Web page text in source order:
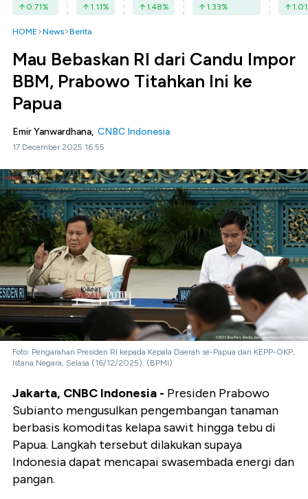
0.71% 1.11% 1.48% 1.33% 1.01
HOME News Berita
Mau Bebaskan RI dari Candu Impor
BBM, Prabowo Titahkan Ini ke
Papua
Emir Yanwardhana, CNBC Indonesia
17 December 2025 16:55
Foto: Pengarahan Presiden RI kepada Kepala Daerah se-Papua dan KEPP-OKP,
Istana Negara, Selasa (16/12/2025). (BPMI)
Jakarta, CNBC Indonesia - Presiden Prabowo
Subianto mengusulkan pengembangan tanaman
berbasis komoditas kelapa sawit hingga tebu di
Papua. Langkah tersebut dilakukan supaya
Indonesia dapat mencapai swasembada energi dan
pangan.